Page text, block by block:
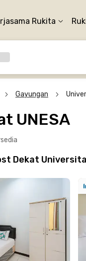
Rukita
Gayungan
UNESA
Dekat